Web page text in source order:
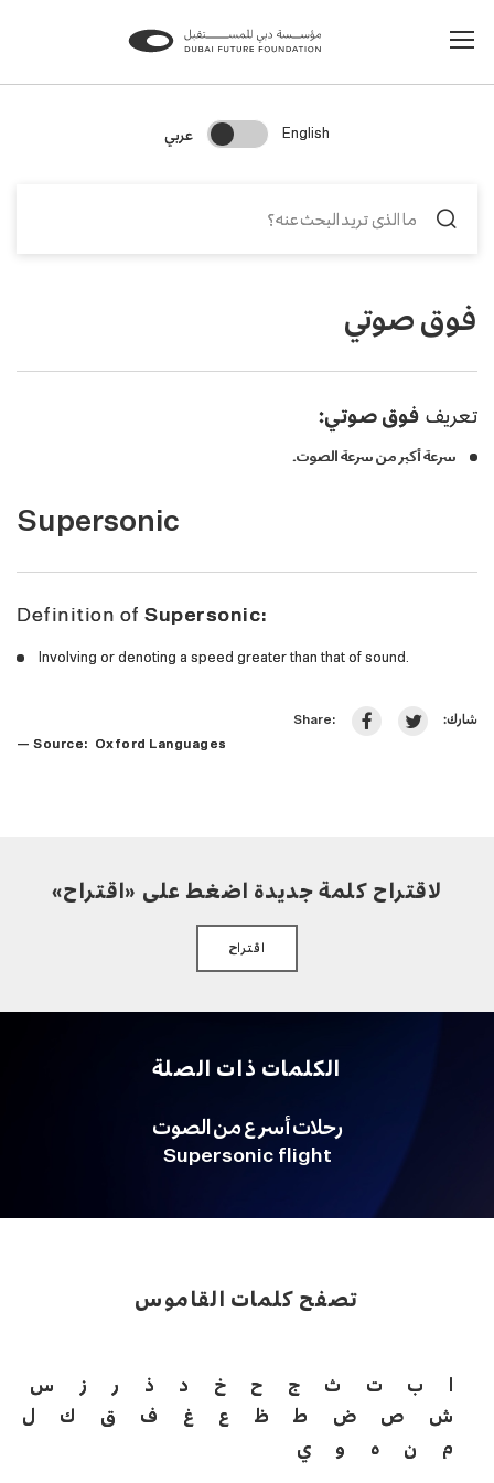
English
Change Search Language
عربي
Supersonic
Definition of Supersonic:
Involving or denoting a speed greater than that of sound.
فوق صوتي
تعريف فوق صوتي:
سرعة أكبر من سرعة الصوت.
— Source: Oxford Languages
Share: شارك:
لاقتراح كلمة جديدة اضغط على «اقتراح»
اقتراح
الكلمات ذات الصلة
Supersonic flight
رحلات أسرع من الصوت
تصفح كلمات القاموس
ا ب ت ث ج ح خ د ذ ر ز
س
ش
ص ض ط ظ ع غ ف ق ك
ل
م
ن ه و ي